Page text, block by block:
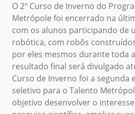
O 2º Curso de Inverno do
Metrópole foi encerrado na
com os alunos participando de
robótica, com robôs
por eles mesmos durante toda
resultado final será divulgado
Curso de Inverno foi a segunda
seletivo para o Talento
objetivo desenvolver o